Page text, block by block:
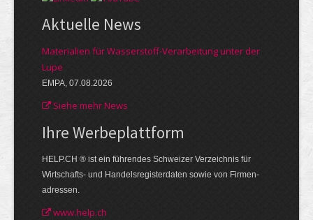
Aktuelle News
Materialien für Wasserstoff-Verarbeitung unter der
Lupe
EMPA, 07.08.2026
Siehe mehr News
Ihre Werbe­plattform
HELP.CH ® ist ein führendes Schweizer Verzeichnis für
Wirtschafts- und Handelsregisterdaten sowie von Firmen­
adressen.
www.help.ch